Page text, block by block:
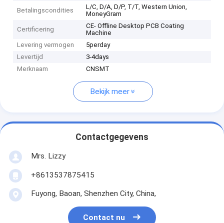
Betalingscondities
L/C, D/A, D/P, T/T, Western Union,
MoneyGram
Certificering
CE- Offline Desktop PCB Coating
Machine
Levering vermogen
5perday
Levertijd
3-4days
Merknaam
CNSMT
Bekijk meer
Contactgegevens
Mrs. Lizzy
+8613537875415
Fuyong, Baoan, Shenzhen City, China,
Contact nu